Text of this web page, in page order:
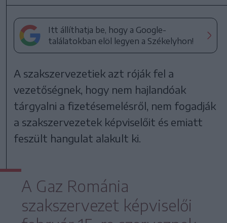
Itt állíthatja be, hogy a Google-
találatokban elöl legyen a Székelyhon!
A szakszervezetiek azt róják fel a
vezetőségnek, hogy nem hajlandóak
tárgyalni a fizetésemelésről, nem fogadják
a szakszervezetek képviselőit és emiatt
feszült hangulat alakult ki.
A Gaz Románia
szakszervezet képviselői